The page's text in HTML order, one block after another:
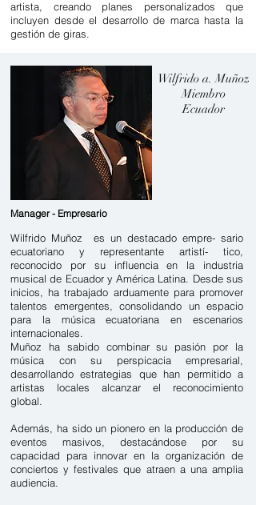
artista, creando planes personalizados que
incluyen desde el desarrollo de marca hasta la
gestión de giras.
Wilfrido a. Muñoz
Miembro
Ecuador
Manager - Empresario
Wilfrido Muñoz es un destacado empre- sario
ecuatoriano y representante artistí- tico,
reconocido por su influencia en la industria
musical de Ecuador y América Latina. Desde sus
inicios, ha trabajado arduamente para promover
talentos emergentes, consolidando un espacio
para la música ecuatoriana en escenarios
internacionales.
Muñoz ha sabido combinar su pasión por la
música con su perspicacia empresarial,
desarrollando estrategias que han permitido a
artistas locales alcanzar el reconocimiento
global.
Además, ha sido un pionero en la producción de
eventos masivos, destacándose por su
capacidad para innovar en la organización de
conciertos y festivales que atraen a una amplia
audiencia.